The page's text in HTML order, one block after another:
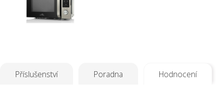
Příslušenství Poradna Hodnocení